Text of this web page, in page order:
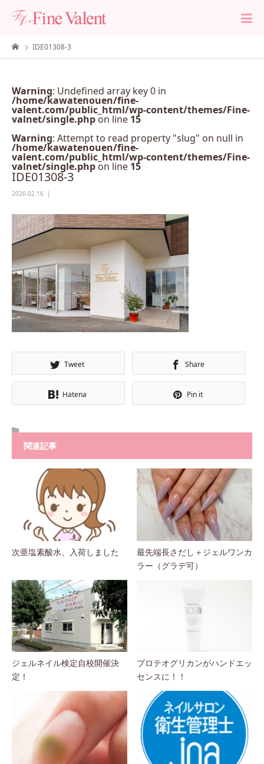
IDE01308-3
Warning: Undefined array key 0 in
/home/kawatenouen/fine-
valent.com/public_html/wp-content/themes/Fine-
valnet/single.phpon line 15
Warning: Attempt to read property "slug" on null in
/home/kawatenouen/fine-
valent.com/public_html/wp-content/themes/Fine-
valnet/single.phpon line 15
IDE01308-3
2026.02.16
Tweet Share
Hatena Pin it
関連記事
次亜塩素酸水、入荷しました
最先端長さだし＋ジェルワンカ
ラー（グラデ可）
ジェルネイル検定自校開催決
定！
プロテオグリカンがハンドエッ
センスに！！